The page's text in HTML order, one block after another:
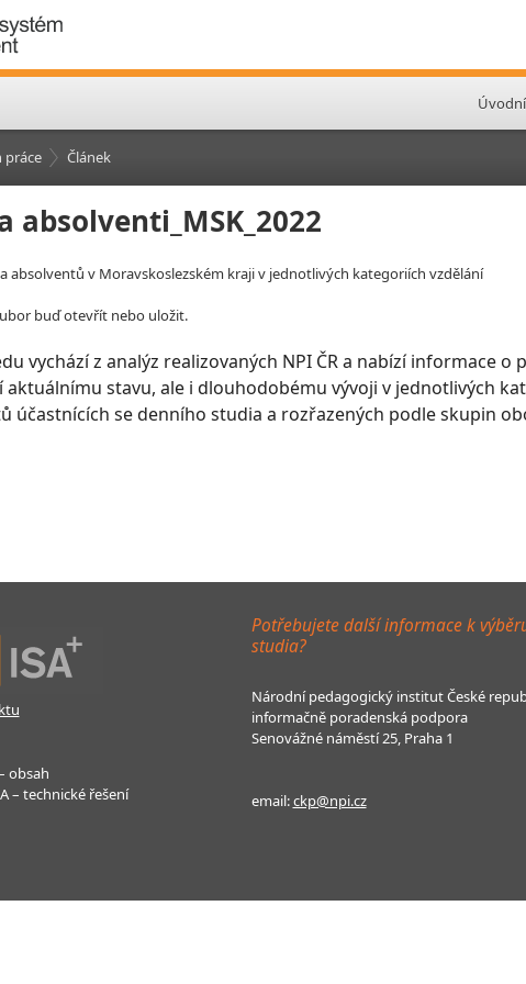
práce Článek
absolventů v Moravskoslezském kraji v jednotlivých kategoriích vzdělání
buď otevřít nebo uložit.
vychází z analýz realizovaných NPI ČR a nabízí informace
aktuálnímu stavu, ale i dlouhodobému vývoji v jednotlivých
účastnících se denního studia a rozřazených podle skupin
obsah
– technické řešení
Potřebujete další informace k
studia?
Národní pedagogický institut České
informačně poradenská podpora
Senovážné náměstí 25, Praha 1
email:ckp@npi.cz